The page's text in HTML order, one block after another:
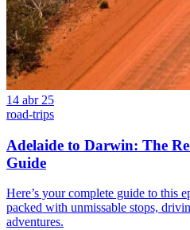
14 abr 25
road-trips
Adelaide to Darwin: The
Guide
Here’s your complete guide to this
packed with unmissable stops,
adventures.